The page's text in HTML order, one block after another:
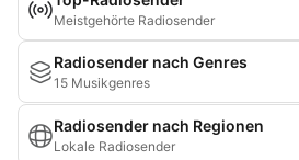
Meistgehörte Radiosender
Radiosender nach Genres
15 Musikgenres
Radiosender nach Regionen
Lokale Radiosender